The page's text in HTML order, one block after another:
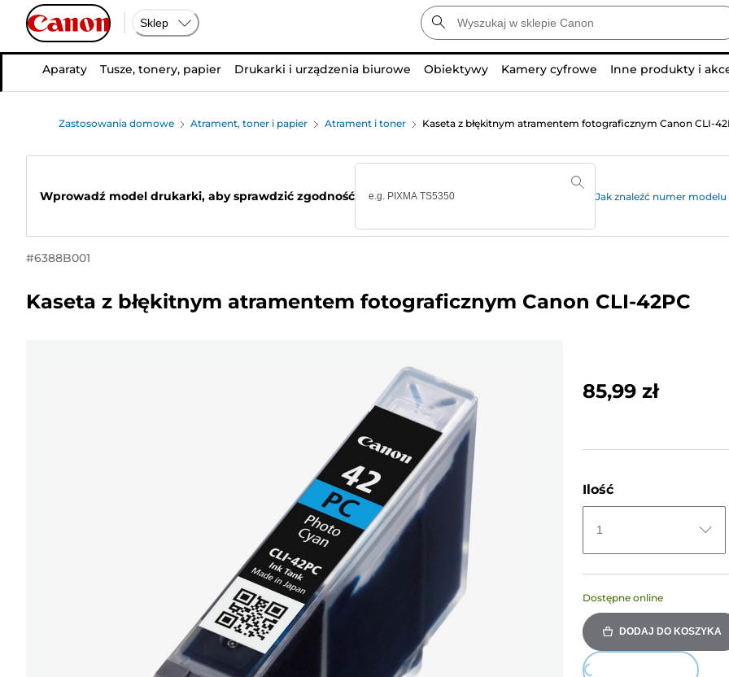
Sklep
Aparaty Tusze, tonery, papier Drukarki i urządzenia biurowe Obiektywy Kamery cyfrowe Inne produkty i
Zastosowania domowe Atrament, toner i papier Atrament i toner Kaseta z błękitnym atramentem fotograficznym Canon CLI-
Wprowadź model drukarki, aby sprawdzić zgodność Jak znaleźć numer
#6388B001
Kaseta z błękitnym atramentem fotograficznym Canon CLI-42PC
85,99 zł
Ilość
1
Dostępne online
DODAJ DO KOSZYKA
Loading...